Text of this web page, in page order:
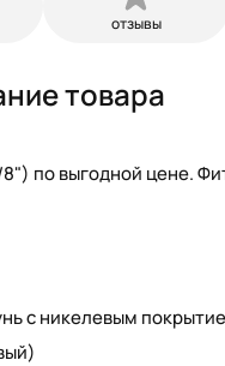
отзывы
товара
по выгодной цене.
с никелевым